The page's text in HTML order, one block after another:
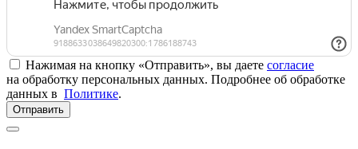
Нажимая на кнопку «Отправить», вы даете согласие
на обработку персональных данных. Подробнее об обработке
данных в Политике.
Отправить